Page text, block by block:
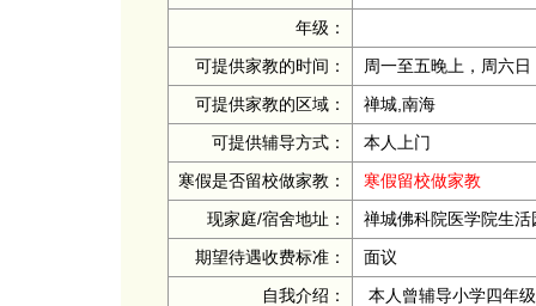
年级：
可提供家教的时间：
周一至五晚上，周六日
可提供家教的区域：
禅城,南海
可提供辅导方式：
本人上门
寒假是否留校做家教：
寒假留校做家教
现家庭/宿舍地址：
禅城佛科院医学院生
期望待遇收费标准：
面议
自我介绍：
本人曾辅导小学四年